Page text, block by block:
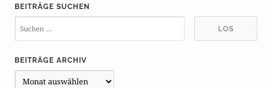
BEITRÄGE SUCHEN
BEITRÄGE ARCHIV